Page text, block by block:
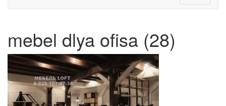
mebel dlya ofisa (28)